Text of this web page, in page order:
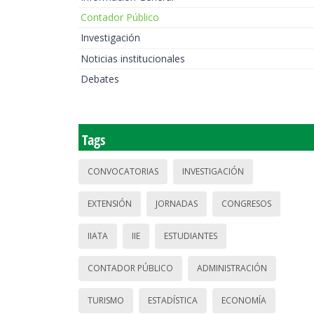
Contador Público
Investigación
Noticias institucionales
Debates
Tags
CONVOCATORIAS INVESTIGACIÓN
EXTENSIÓN JORNADAS CONGRESOS
IIATA IIE ESTUDIANTES
CONTADOR PÚBLICO ADMINISTRACIÓN
TURISMO ESTADÍSTICA ECONOMÍA